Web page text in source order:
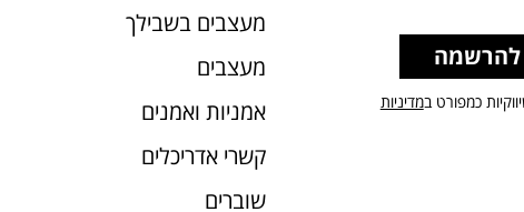
להרשמה
כמפורט במדיניות
מעצבים בשבילך
מעצבים
אמניות ואמנים
קשרי אדריכלים
שוברים